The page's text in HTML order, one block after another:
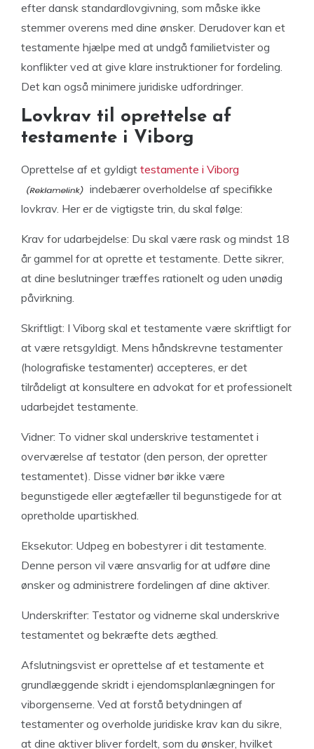
efter dansk standardlovgivning, som måske ikke
stemmer overens med dine ønsker. Derudover kan et
testamente hjælpe med at undgå familietvister og
konflikter ved at give klare instruktioner for fordeling.
Det kan også minimere juridiske udfordringer.
Lovkrav til oprettelse af
testamente i Viborg
Oprettelse af et gyldigt testamente i Viborg
indebærer overholdelse af specifikke
lovkrav. Her er de vigtigste trin, du skal følge:
Krav for udarbejdelse: Du skal være rask og mindst 18
år gammel for at oprette et testamente. Dette sikrer,
at dine beslutninger træffes rationelt og uden unødig
påvirkning.
Skriftligt: ​​I Viborg skal et testamente være skriftligt for
at være retsgyldigt. Mens håndskrevne testamenter
(holografiske testamenter) accepteres, er det
tilrådeligt at konsultere en advokat for et professionelt
udarbejdet testamente.
Vidner: To vidner skal underskrive testamentet i
overværelse af testator (den person, der opretter
testamentet). Disse vidner bør ikke være
begunstigede eller ægtefæller til begunstigede for at
opretholde upartiskhed.
Eksekutor: Udpeg en bobestyrer i dit testamente.
Denne person vil være ansvarlig for at udføre dine
ønsker og administrere fordelingen af ​​dine aktiver.
Underskrifter: Testator og vidnerne skal underskrive
testamentet og bekræfte dets ægthed.
Afslutningsvist er oprettelse af et testamente et
grundlæggende skridt i ejendomsplanlægningen for
viborgenserne. Ved at forstå betydningen af ​​
testamenter og overholde juridiske krav kan du sikre,
at dine aktiver bliver fordelt, som du ønsker, hvilket